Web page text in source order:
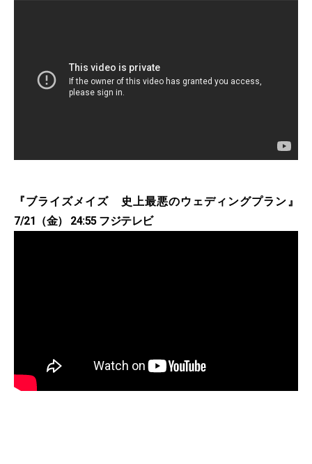
『ブライズメイズ 史上最悪のウェディングプラン』
7/21（金） 24:55 フジテレビ